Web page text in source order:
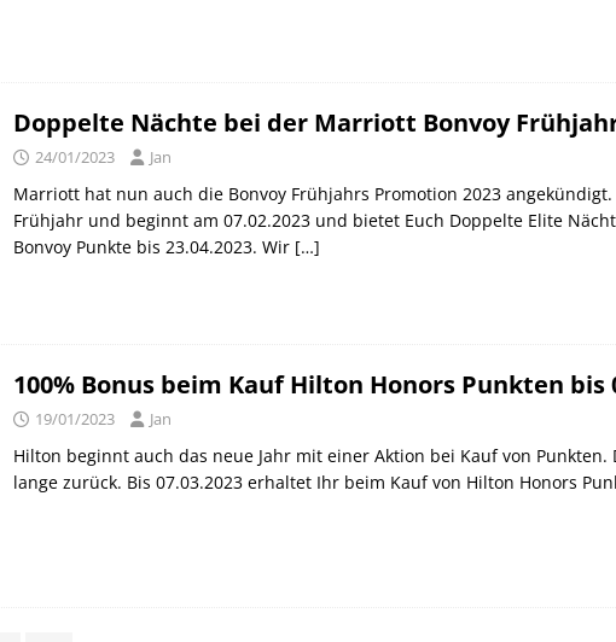
Doppelte Nächte bei der Marriott Bonvoy
24/01/2023 Jan
Marriott hat nun auch die Bonvoy Frühjahrs Promotion 2023
Frühjahr und beginnt am 07.02.2023 und bietet Euch Doppelte Elite
Bonvoy Punkte bis 23.04.2023. Wir […]
100% Bonus beim Kauf Hilton Honors Punkten bis
19/01/2023 Jan
Hilton beginnt auch das neue Jahr mit einer Aktion bei Kauf von
lange zurück. Bis 07.03.2023 erhaltet Ihr beim Kauf von Hilton Honors